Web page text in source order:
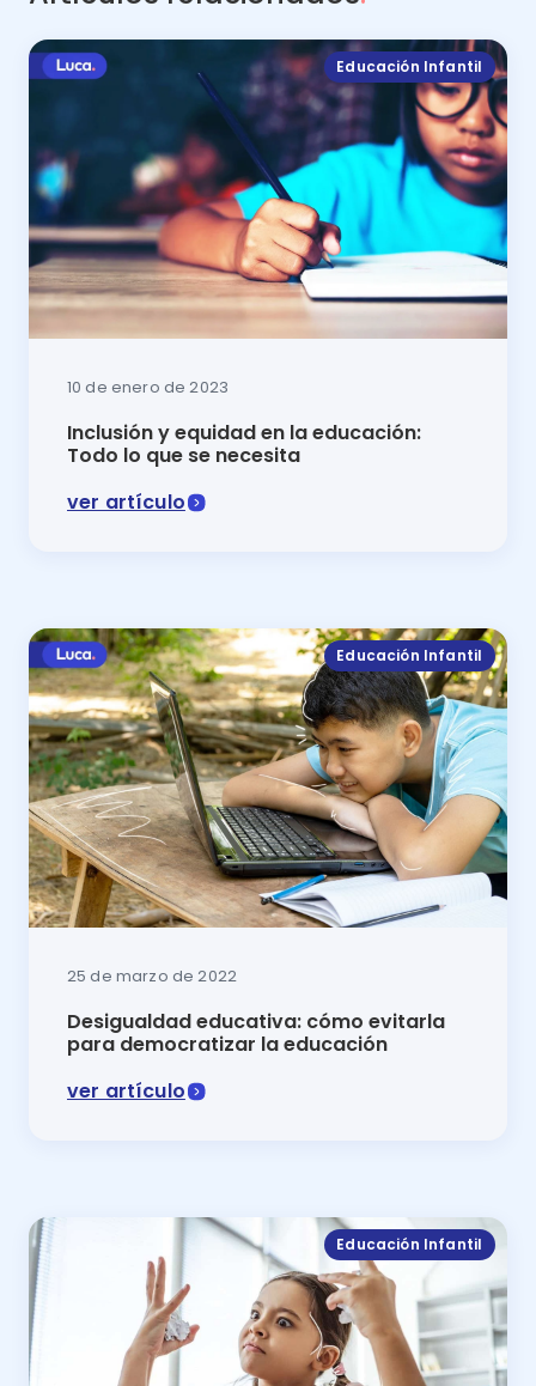
Educación Infantil
10 de enero de 2023
Inclusión y equidad en la educación:
Todo lo que se necesita
ver artículo
Educación Infantil
25 de marzo de 2022
Desigualdad educativa: cómo evitarla
para democratizar la educación
ver artículo
Educación Infantil